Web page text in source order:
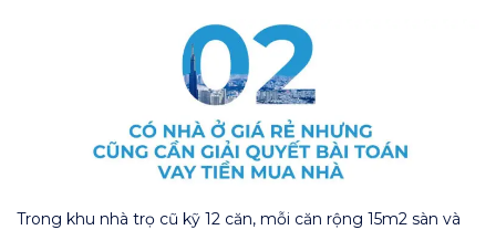
Trong khu nhà trọ cũ kỹ 12 căn, mỗi căn rộng 15m2 sàn và